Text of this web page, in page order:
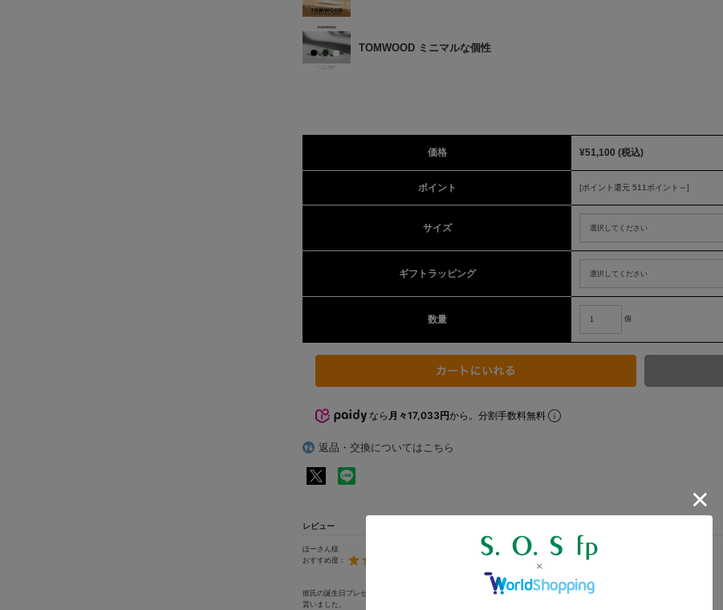
TOMWOOD ミニマルな個性
価格 ¥51,100 (税込)
ポイント [ポイント還元 511ポイント～]
サイズ
ギフトラッピング
数量 個
なら 月々17,033円から。分割手数料無料
返品・交換についてはこちら
レビュー
ほーさん様
おすすめ度：
彼氏の誕生日プレゼントで購入させて
貰いました。